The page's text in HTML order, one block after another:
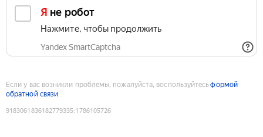
Я не робот
Нажмите, чтобы продолжить
Yandex SmartCaptcha
Если у вас возникли проблемы, пожалуйста, воспользуйтесьформой
обратной связи
9183061836182779335:1786105726